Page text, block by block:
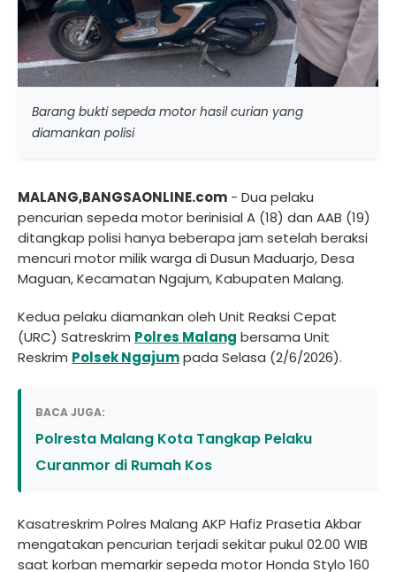
Barang bukti sepeda motor hasil curian yang
diamankan polisi
MALANG,BANGSAONLINE.com - Dua pelaku
pencurian sepeda motor berinisial A (18) dan AAB (19)
ditangkap polisi hanya beberapa jam setelah beraksi
mencuri motor milik warga di Dusun Maduarjo, Desa
Maguan, Kecamatan Ngajum, Kabupaten Malang.
Kedua pelaku diamankan oleh Unit Reaksi Cepat
(URC) Satreskrim Polres Malang bersama Unit
Reskrim Polsek Ngajumpada Selasa (2/6/2026).
BACA JUGA:
Polresta Malang Kota Tangkap Pelaku
Curanmor di Rumah Kos
Kasatreskrim Polres Malang AKP Hafiz Prasetia Akbar
mengatakan pencurian terjadi sekitar pukul 02.00 WIB
saat korban memarkir sepeda motor Honda Stylo 160